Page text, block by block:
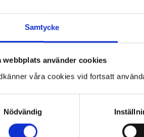
Samtycke
webbplats använder cookies
våra cookies vid fortsatt
Nödvändig
ett meddelande via formuläret